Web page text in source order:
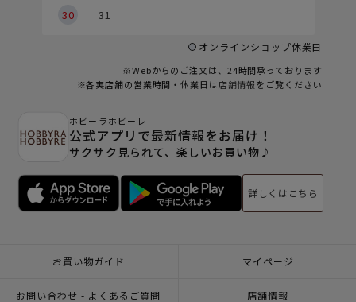
30
31
オンラインショップ休業日
※Webからのご注文は、24時間承っております
※各実店舗の営業時間・休業日は店舗情報をご覧ください
ホビーラホビーレ
公式アプリで最新情報をお届け！
サクサク見られて、楽しいお買い物♪
詳しくはこちら
お買い物ガイド マイページ
お問い合わせ - よくあるご質問 店舗情報